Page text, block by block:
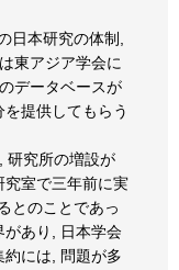
日本研究の体制,
東アジア学会に
データベースが
提供してもらう
研究所の増設が
究室で三年前に実
とのことであっ
があり, 日本学会
には, 問題が多